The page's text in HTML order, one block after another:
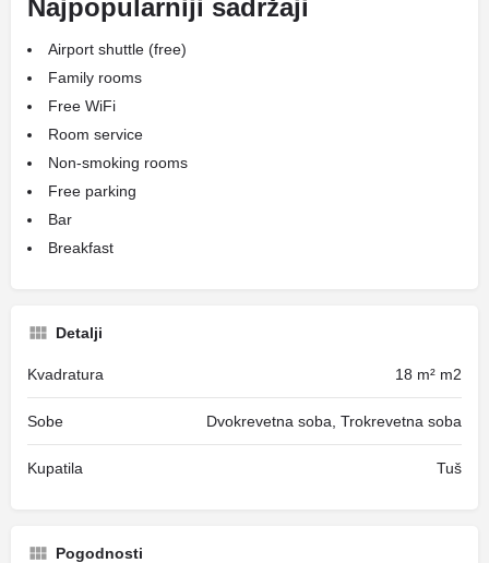
Najpopularniji sadržaji
Airport shuttle (free)
Family rooms
Free WiFi
Room service
Non-smoking rooms
Free parking
Bar
Breakfast
Detalji
Kvadratura 18 m² m2
Sobe Dvokrevetna soba, Trokrevetna soba
Kupatila Tuš
Pogodnosti